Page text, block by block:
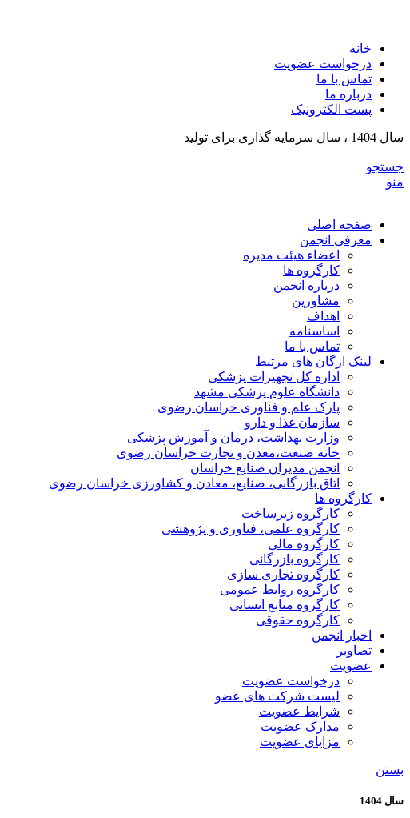
خانه
درخواست عضویت
تماس با ما
درباره ما
پست الکترونیک
سال 1404 ، سال سرمایه گذاری برای تولید
جستجو
منو
صفحه اصلی
معرفی انجمن
اعضاء هیئت مدیره
کارگروه ها
درباره انجمن
مشاورین
اهداف
اساسنامه
تماس با ما
لینک ارگان های مرتبط
اداره کل تجهیزات پزشکی
دانشگاه علوم پزشکی مشهد
پارک علم و فناوری خراسان رضوی
سازمان غذا و دارو
وزارت بهداشت، درمان و آموزش پزشکی
خانه صنعت،معدن و تجارت خراسان رضوی
انجمن مدیران صنایع خراسان
اتاق بازرگانی، صنایع، معادن و کشاورزی خراسان رضوی
کارگروه ها
کارگروه زیرساخت
کارگروه علمی، فناوری و پژوهشی
کارگروه مالی
کارگروه بازرگانی
کارگروه تجاری سازی
کارگروه روابط عمومی
کارگروه منابع انسانی
کارگروه حقوقی
اخبار انجمن
تصاویر
عضویت
درخواست عضویت
لیست شرکت های عضو
شرایط عضویت
مدارک عضویت
مزایای عضویت
بستن
سال 1404